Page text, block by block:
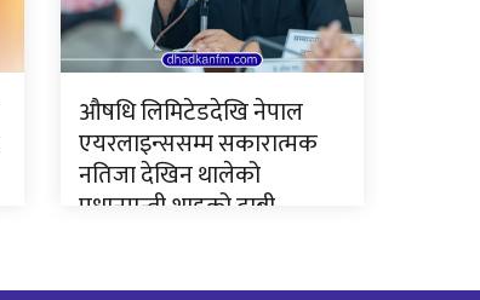
औषधि लिमिटेडदेखि नेपाल
एयरलाइन्ससम्म सकारात्मक
नतिजा देखिन थालेको
प्रधानमन्त्री शाहको दाबी